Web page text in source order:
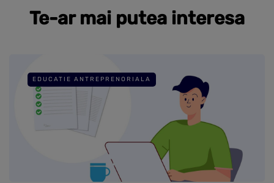
Te-ar mai putea interesa
EDUCATIE ANTREPRENORIALA